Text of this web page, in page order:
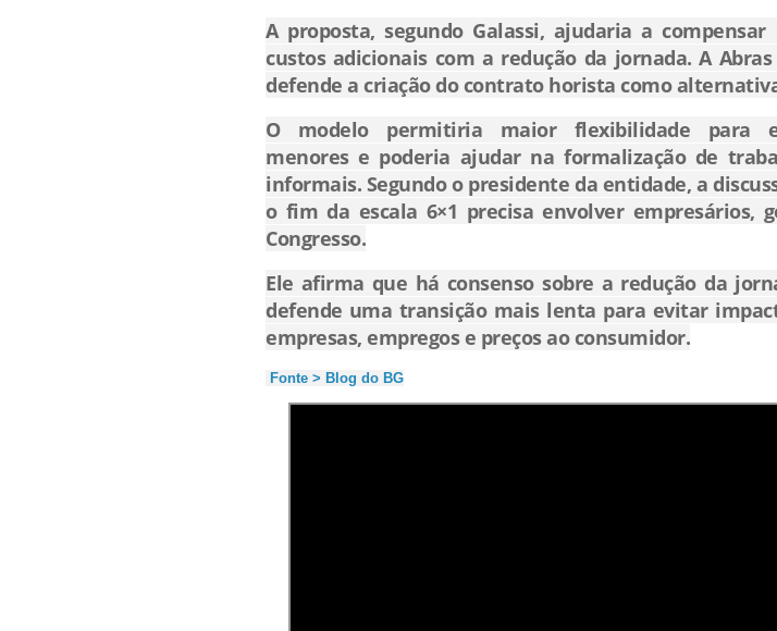
A proposta, segundo Galassi, ajudaria a compensar
custos adicionais com a redução da jornada. A
defende a criação do contrato horista como
O modelo permitiria maior flexibilidade para
menores e poderia ajudar na formalização de
informais. Segundo o presidente da entidade, a
o fim da escala 6×1 precisa envolver empresários,
Congresso.
Ele afirma que há consenso sobre a redução da
defende uma transição mais lenta para evitar
empresas, empregos e preços ao consumidor.
Fonte > Blog do BG